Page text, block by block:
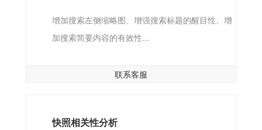
增加搜索左侧缩略图、增强搜索标题的醒目性、增
加搜索简要内容的有效性...
联系客服
快照相关性分析